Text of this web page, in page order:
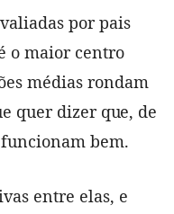
por pais
o maior centro
médias rondam
quer dizer que, de
bem.
entre elas, e